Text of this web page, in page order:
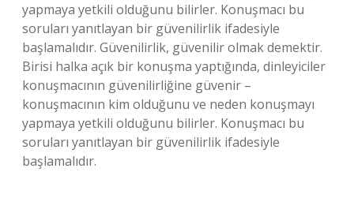
yapmaya yetkili olduğunu bilirler. Konuşmacı bu
soruları yanıtlayan bir güvenilirlik ifadesiyle
başlamalıdır. Güvenilirlik, güvenilir olmak demektir.
Birisi halka açık bir konuşma yaptığında, dinleyiciler
konuşmacının güvenilirliğine güvenir –
konuşmacının kim olduğunu ve neden konuşmayı
yapmaya yetkili olduğunu bilirler. Konuşmacı bu
soruları yanıtlayan bir güvenilirlik ifadesiyle
başlamalıdır.